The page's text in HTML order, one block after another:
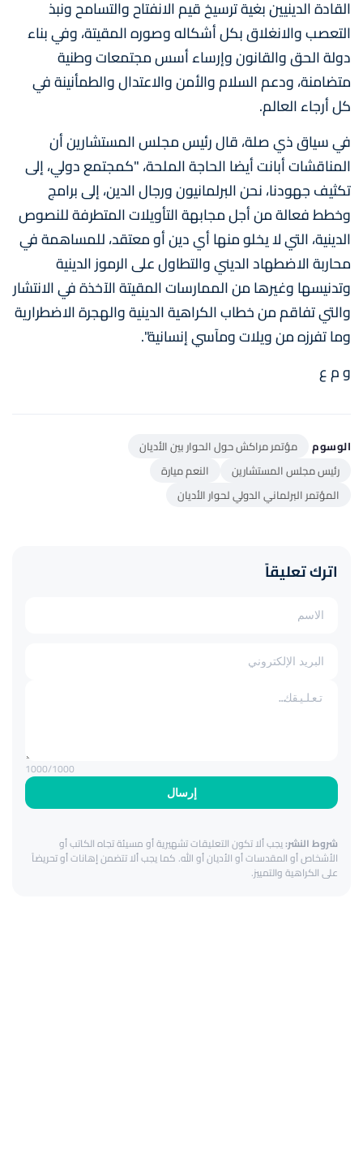
القادة الدينيين بغية ترسيخ قيم الانفتاح والتسامح ونبذ
التعصب والانغلاق بكل أشكاله وصوره المقيتة، وفي بناء
دولة الحق والقانون وإرساء أسس مجتمعات وطنية
متضامنة، ودعم السلام والأمن والاعتدال والطمأنينة في
كل أرجاء العالم.
في سياق ذي صلة، قال رئيس مجلس المستشارين أن
المناقشات أبانت أيضا الحاجة الملحة، "كمجتمع دولي، إلى
تكثيف جهودنا، نحن البرلمانيون ورجال الدين، إلى برامج
وخطط فعالة من أجل مجابهة التأويلات المتطرفة للنصوص
الدينية، التي لا يخلو منها أي دين أو معتقد، للمساهمة في
محاربة الاضطهاد الديني والتطاول على الرموز الدينية
وتدنيسها وغيرها من الممارسات المقيتة الآخذة في الانتشار
والتي تفاقم من خطاب الكراهية الدينية والهجرة الاضطرارية
وما تفرزه من ويلات ومآسي إنسانية".
و م ع
الوسوم
مؤتمر مراكش حول الحوار بين الأديان
رئيس مجلس المستشارين
النعم ميارة
المؤتمر البرلماني الدولي لحوار الأديان
اترك تعليقاً
إرسال
1000/1000
شروط النشر:يجب ألا تكون التعليقات تشهيرية أو مسيئة تجاه الكاتب أو
الأشخاص أو المقدسات أو الأديان أو الله. كما يجب ألا تتضمن إهانات أو تحريضاً
على الكراهية والتمييز.